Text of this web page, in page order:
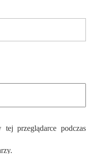
przeglądarce podczas